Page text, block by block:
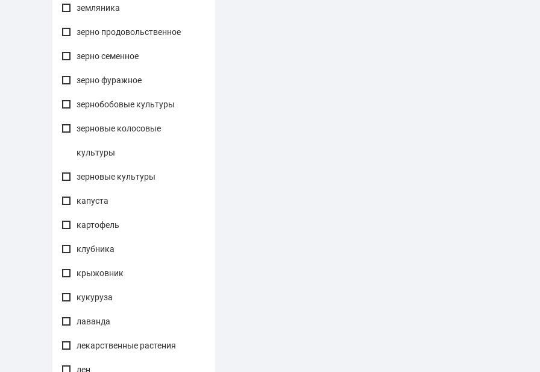
земляника
зерно продовольственное
зерно семенное
зерно фуражное
зернобобовые культуры
зерновые колосовые
культуры
зерновые культуры
капуста
картофель
клубника
крыжовник
кукуруза
лаванда
лекарственные растения
лен